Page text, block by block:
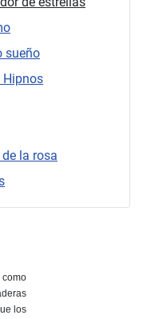
sueño
Hipnos
la rosa
los